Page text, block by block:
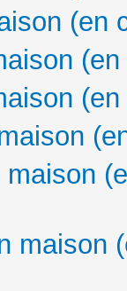
(en
maison